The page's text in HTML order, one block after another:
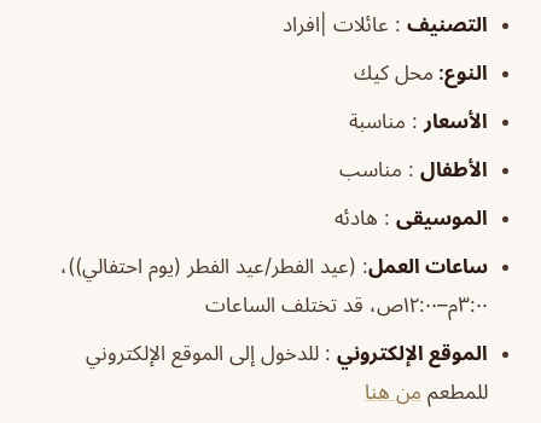
التصنيف : عائلات |افراد
النوع: محل كيك
الأسعار : مناسبة
الأطفال : مناسب
الموسيقى : هادئه
ساعات العمل: (عيد الفطر/عيد الفطر (يوم احتفالي))،
٣:٠٠م–١٢:٠٠ص، قد تختلف الساعات
الموقع الإلكتروني : للدخول إلى الموقع الإلكتروني
للمطعم من هنا